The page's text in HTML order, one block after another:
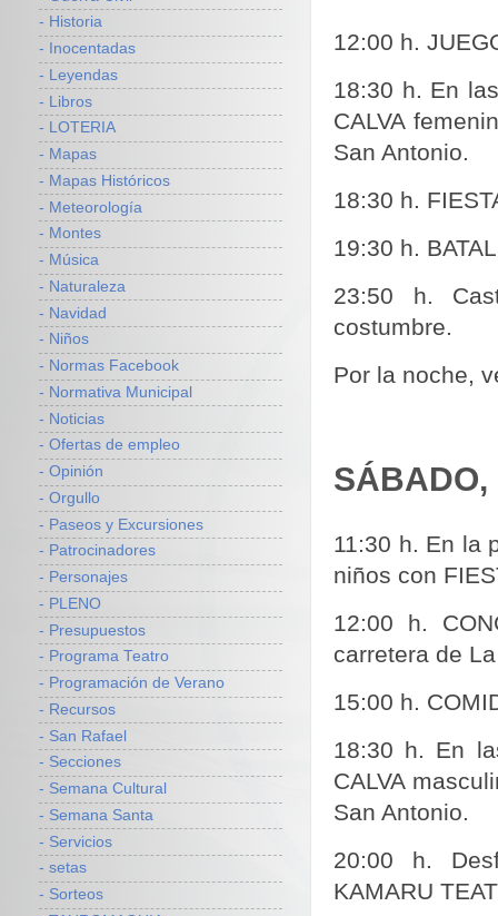
12:00 h.
18:30 h. En
CALVA
San Antonio.
18:30 h.
19:30 h.
23:50 h.
costumbre.
Por la noche,
SÁBADO,
11:30 h. En la
niños con
12:00 h.
carrete­ra de
15:00 h.
18:30 h. En
CALVA
San Antonio.
20:00 h.
KAMARU
- Historia
- Inocentadas
- Leyendas
- Libros
- LOTERIA
- Mapas
- Mapas Históricos
- Meteorología
- Montes
- Música
- Naturaleza
- Navidad
- Niños
- Normas Facebook
- Normativa Municipal
- Noticias
- Ofertas de empleo
- Opinión
- Orgullo
- Paseos y Excursiones
- Patrocinadores
- Personajes
- PLENO
- Presupuestos
- Programa Teatro
- Programación de Verano
- Recursos
- San Rafael
- Secciones
- Semana Cultural
- Semana Santa
- Servicios
- setas
- Sorteos